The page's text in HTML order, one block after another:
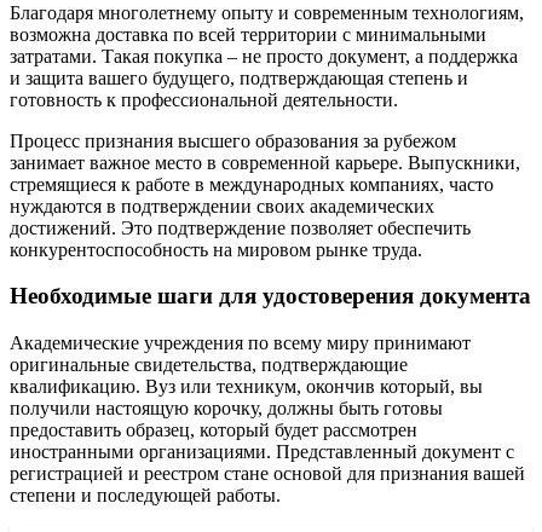
Благодаря многолетнему опыту и современным технологиям,
возможна доставка по всей территории с минимальными
затратами. Такая покупка – не просто документ, а поддержка
и защита вашего будущего, подтверждающая степень и
готовность к профессиональной деятельности.
Процесс признания высшего образования за рубежом
занимает важное место в современной карьере. Выпускники,
стремящиеся к работе в международных компаниях, часто
нуждаются в подтверждении своих академических
достижений. Это подтверждение позволяет обеспечить
конкурентоспособность на мировом рынке труда.
Необходимые шаги для удостоверения документа
Академические учреждения по всему миру принимают
оригинальные свидетельства, подтверждающие
квалификацию. Вуз или техникум, окончив который, вы
получили настоящую корочку, должны быть готовы
предоставить образец, который будет рассмотрен
иностранными организациями. Представленный документ с
регистрацией и реестром стане основой для признания вашей
степени и последующей работы.